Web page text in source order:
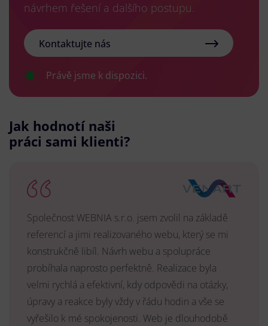
návrhem řešení a dalšího postupu.
Kontaktujte nás
Právě jsme k dispozici.
Jak hodnotí naši
práci sami klienti?
Společnost WEBNIA s.r.o. jsem zvolil na základě
referencí a jimi realizovaného webu, který se mi
konstrukčně libíl. Návrh webu a spolupráce
probíhala naprosto perfektně. Realizace byla
velmi rychlá a efektivní, kdy odpovědi na otázky,
úpravy a reakce byly vždy v řádu hodin a vše se
vyřešilo k mé spokojenosti. Web je dlouhodobě